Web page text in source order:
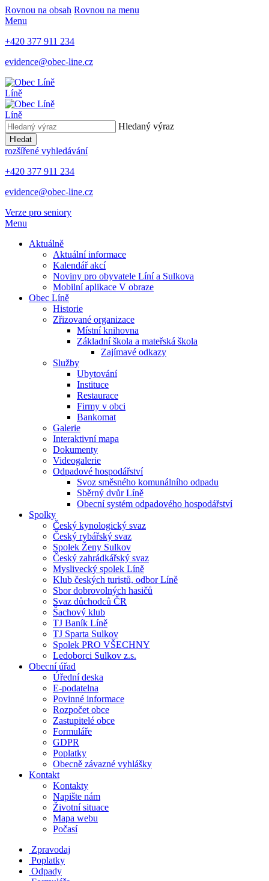
Rovnou na obsah Rovnou na menu
Menu
+420 377 911 234
evidence@obec-line.cz
Líně
Líně
Hledaný výraz
Hledat
rozšířené vyhledávání
+420 377 911 234
evidence@obec-line.cz
Verze pro seniory
Menu
Aktuálně
Aktuální informace
Kalendář akcí
Noviny pro obyvatele Líní a Sulkova
Mobilní aplikace V obraze
Obec Líně
Historie
Zřizované organizace
Místní knihovna
Základní škola a mateřská škola
Zajímavé odkazy
Služby
Ubytování
Instituce
Restaurace
Firmy v obci
Bankomat
Galerie
Interaktivní mapa
Dokumenty
Videogalerie
Odpadové hospodářství
Svoz směsného komunálního odpadu
Sběrný dvůr Líně
Obecní systém odpadového hospodářství
Spolky
Český kynologický svaz
Český rybářský svaz
Spolek Ženy Sulkov
Český zahrádkářský svaz
Myslivecký spolek Líně
Klub českých turistů, odbor Líně
Sbor dobrovolných hasičů
Svaz důchodců ČR
Šachový klub
TJ Baník Líně
TJ Sparta Sulkov
Spolek PRO VŠECHNY
Ledoborci Sulkov z.s.
Obecní úřad
Úřední deska
E-podatelna
Povinné informace
Rozpočet obce
Zastupitelé obce
Formuláře
GDPR
Poplatky
Obecně závazné vyhlášky
Kontakt
Kontakty
Napište nám
Životní situace
Mapa webu
Počasí
Zpravodaj
Poplatky
Odpady